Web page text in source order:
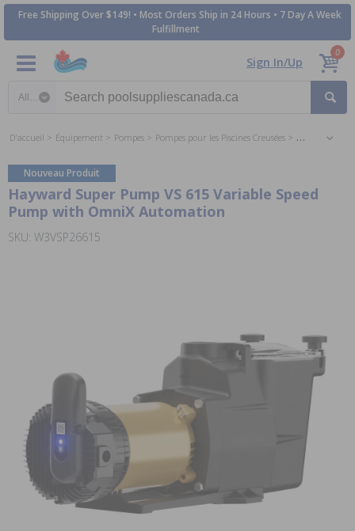
Free Shipping Over $149! • Most Orders Ship in 24 Hours • 7 Day A Week
Fulfillment
Sign In/Up
0
D'accueil Équipement Pompes Pompes pour les Piscines Creusées Pompes à
Nouveau Produit
Hayward Super Pump VS 615 Variable Speed
Pump with OmniX Automation
SKU: W3VSP26615